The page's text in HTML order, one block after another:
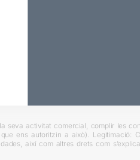
seva activitat comercial, complir les
ens autoritzin a això). Legitimació:
així com altres drets com